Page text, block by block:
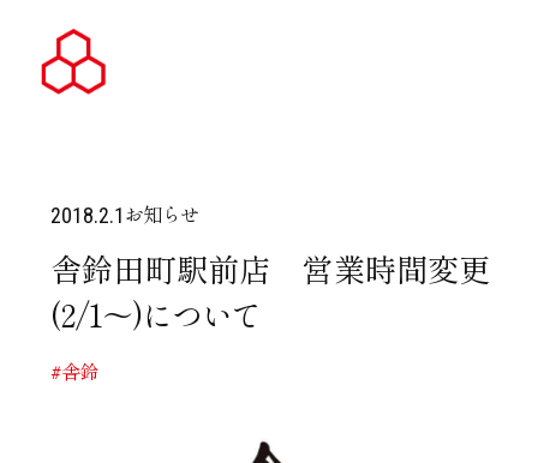
2018.2.1お知らせ
舎鈴田町駅前店 営業時間変更
(2/1～)について
#舎鈴